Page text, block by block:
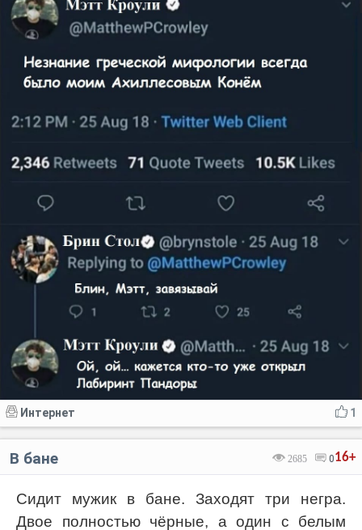
1
Интернет
16+
2685 0
В бане
Сидит мужик в бане. Заходят три негра.
Двое полностью чёрные, а один с белым